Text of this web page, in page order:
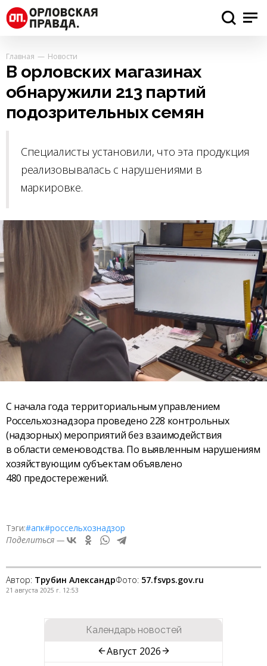
Главная Новости
В орловских магазинах
обнаружили 213 партий
подозрительных семян
Специалисты установили, что эта продукция
реализовывалась с нарушениями в
маркировке.
С начала года территориальным управлением
Россельхознадзора проведено 228 контрольных
(надзорных) мероприятий без взаимодействия
в области семеноводства. По выявленным нарушениям
хозяйствующим субъектам объявлено
480 предостережений.
Тэги:#апк#россельхознадзор
Поделиться —
Автор: Трубин АлександрФото: 57.fsvps.gov.ru
21 августа 2025 г. 12:53
Календарь новостей
Август 2026